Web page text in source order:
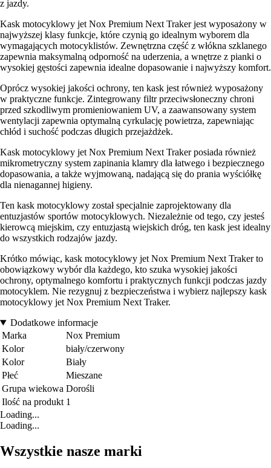
z jazdy.
Kask motocyklowy jet Nox Premium Next Traker jest wyposażony w
najwyższej klasy funkcje, które czynią go idealnym wyborem dla
wymagających motocyklistów. Zewnętrzna część z włókna szklanego
zapewnia maksymalną odporność na uderzenia, a wnętrze z pianki o
wysokiej gęstości zapewnia idealne dopasowanie i najwyższy komfort.
Oprócz wysokiej jakości ochrony, ten kask jest również wyposażony
w praktyczne funkcje. Zintegrowany filtr przeciwsłoneczny chroni
przed szkodliwym promieniowaniem UV, a zaawansowany system
wentylacji zapewnia optymalną cyrkulację powietrza, zapewniając
chłód i suchość podczas długich przejażdżek.
Kask motocyklowy jet Nox Premium Next Traker posiada również
mikrometryczny system zapinania klamry dla łatwego i bezpiecznego
dopasowania, a także wyjmowaną, nadającą się do prania wyściółkę
dla nienagannej higieny.
Ten kask motocyklowy został specjalnie zaprojektowany dla
entuzjastów sportów motocyklowych. Niezależnie od tego, czy jesteś
kierowcą miejskim, czy entuzjastą wiejskich dróg, ten kask jest idealny
do wszystkich rodzajów jazdy.
Krótko mówiąc, kask motocyklowy jet Nox Premium Next Traker to
obowiązkowy wybór dla każdego, kto szuka wysokiej jakości
ochrony, optymalnego komfortu i praktycznych funkcji podczas jazdy
motocyklem. Nie rezygnuj z bezpieczeństwa i wybierz najlepszy kask
motocyklowy jet Nox Premium Next Traker.
Dodatkowe informacje
Marka
Nox Premium
Kolor
biały/czerwony
Kolor
Biały
Płeć
Mieszane
Grupa wiekowa Dorośli
Ilość na produkt 1
Loading...
Loading...
Wszystkie nasze marki